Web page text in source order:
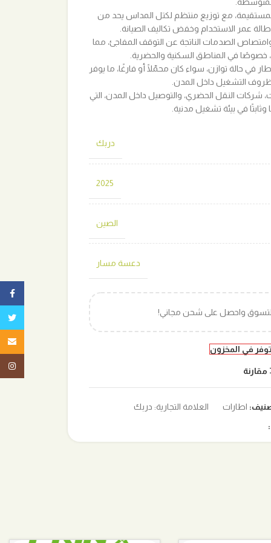
مع توزيع منتظم لكتل المداس يحد من
عمر الاستخدام وخفض تكاليف الصيانة.
الصدمات الناتجة عن التوقف المفاجئ، مما
خصوصًا في المناطق السكنية والحضرية.
في حالة توازن، سواء كان محمّلًا أو فارغًا، ما يوفر
ظروف التشغيل داخل المدن.
النقل الحضري، والتوصيل داخل المدن، التي
في بيئة تشغيل مدنية.
دربك
2025
الصين
دعسة مسار
واحصل على شحن مجاني!
في المخزون
مقارنة
اطارات العلامة التجارية: دربك
تويتر